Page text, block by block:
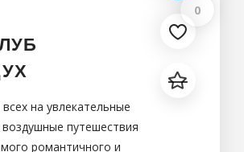
0
на увлекательные
путешествия
романтичного и